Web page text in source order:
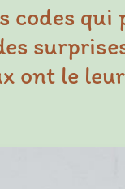
codes qui
ont le